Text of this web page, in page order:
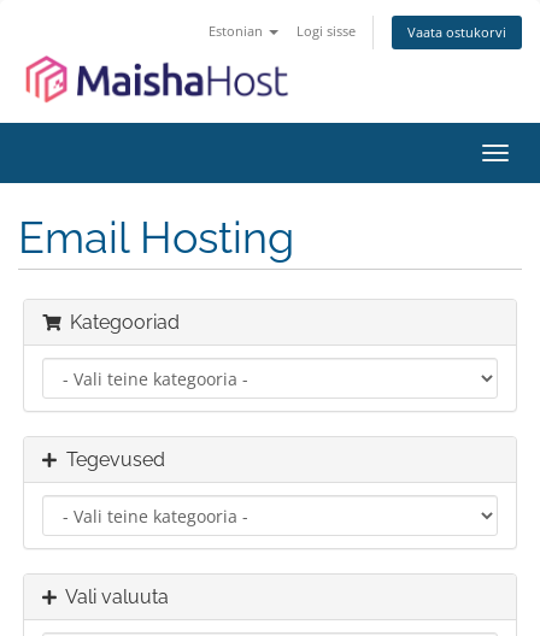
Estonian Logi sisse Vaata ostukorvi
Email Hosting
Kategooriad
Tegevused
Vali valuuta